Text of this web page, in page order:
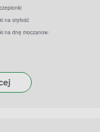
na otyłość
na dnę moczanową